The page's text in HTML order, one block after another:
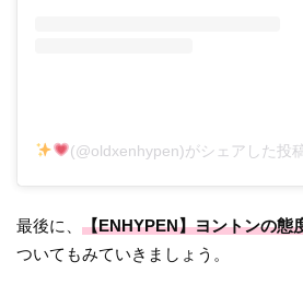
(@oldxenhypen)がシェアした投
最後に、【ENHYPEN】ヨントンの態
ついてもみていきましょう。